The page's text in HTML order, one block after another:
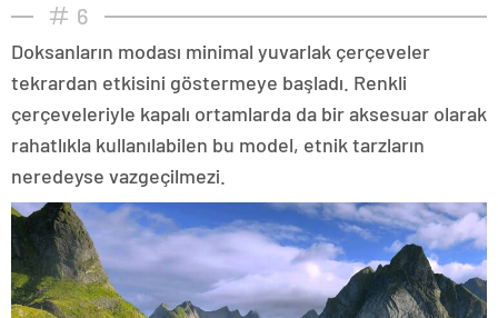
6
Doksanların modası minimal yuvarlak çerçeveler
tekrardan etkisini göstermeye başladı. Renkli
çerçeveleriyle kapalı ortamlarda da bir aksesuar olarak
rahatlıkla kullanılabilen bu model, etnik tarzların
neredeyse vazgeçilmezi.